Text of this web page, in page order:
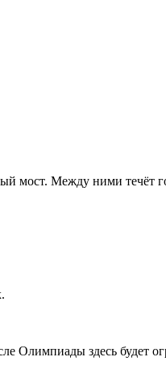
мост. Между ними течёт
Олимпиады здесь будет